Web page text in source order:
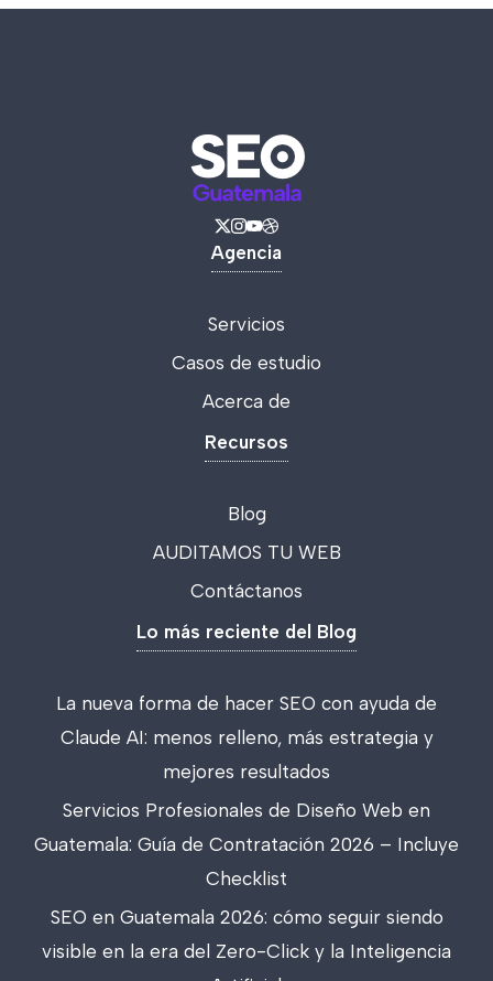
Agencia
Servicios
Casos de estudio
Acerca de
Recursos
Blog
AUDITAMOS TU WEB
Contáctanos
Lo más reciente del Blog
La nueva forma de hacer SEO con ayuda de
Claude AI: menos relleno, más estrategia y
mejores resultados
Servicios Profesionales de Diseño Web en
Guatemala: Guía de Contratación 2026 – Incluye
Checklist
SEO en Guatemala 2026: cómo seguir siendo
visible en la era del Zero-Click y la Inteligencia